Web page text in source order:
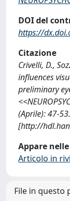
DOI del
https://
Citazione
Crivelli, D.,
influences
preliminary
(Aprile): 47-
[http://
Appare
Articolo in
File in questo